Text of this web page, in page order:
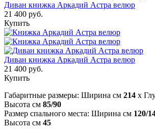
Диван книжка Аркадий Астра велюр
21 400 руб.
Купить
Диван книжка Аркадий Астра велюр
21 400 руб.
Купить
Габаритные размеры: Ширина см 214 x
Высота см 85/90
Размер спального места: Ширина см 120/
Высота см 45